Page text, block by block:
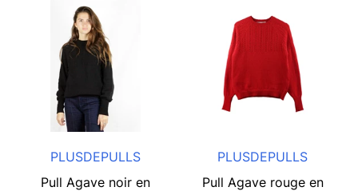
PLUSDEPULLS
Pull Agave noir en
PLUSDEPULLS
Pull Agave rouge en